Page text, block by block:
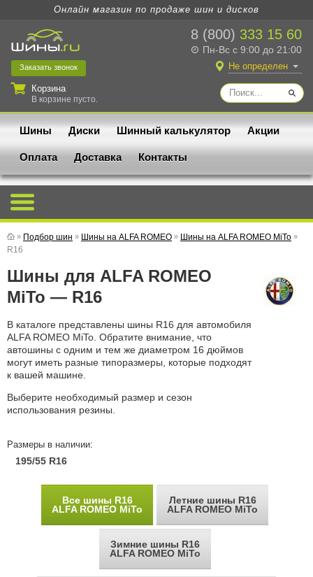
Онлайн магазин по продаже шин и дисков
8 (800) 333 15 60
Пн-Вс с 9:00 до 21:00
Заказать звонок
Корзина
В корзине пусто.
Не определен
Шины Диски Шинный калькулятор Акции
Оплата Доставка Контакты
» Подбор шин » Шины на ALFA ROMEO » Шины на ALFA ROMEO MiTo »
R16
Шины для ALFA ROMEO
MiTo — R16
В каталоге представлены шины R16 для автомобиля
ALFA ROMEO MiTo. Обратите внимание, что
автошины с одним и тем же диаметром 16 дюймов
могут иметь разные типоразмеры, которые подходят
к вашей машине.
Выберите необходимый размер и сезон
использования резины.
Размеры в наличии:
195/55 R16
Все шины R16
ALFA ROMEO MiTo
Летние шины R16
ALFA ROMEO MiTo
Зимние шины R16
ALFA ROMEO MiTo